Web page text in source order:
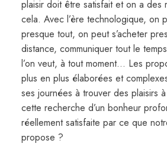
plaisir doit être satisfait et on a des
cela. Avec l’ère technologique, on
presque tout, on peut s’acheter
distance, communiquer tout le
l’on veut, à tout moment… Les
plus en plus élaborées et
ses journées à trouver des plaisirs
cette recherche d’un bonheur
réellement satisfaite par ce que
propose ?